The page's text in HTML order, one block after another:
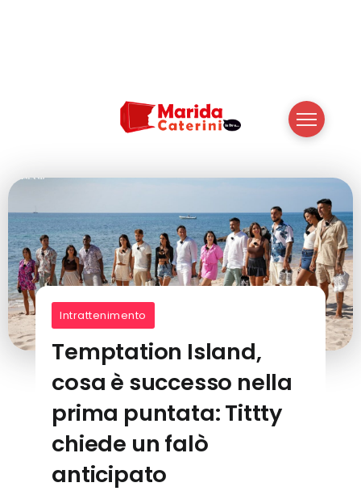
Intrattenimento
Temptation Island,
cosa è successo nella
prima puntata: Tittty
chiede un falò
anticipato